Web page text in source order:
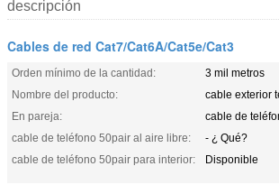
descripción
Cables de red Cat7/Cat6A/Cat5e/Cat3
Orden mínimo de la cantidad:
3 mil metros
Nombre del producto:
cable exterior
En pareja:
cable de
cable de teléfono 50pair al aire libre:
- ¿ Qué?
cable de teléfono 50pair para interior:
Disponible